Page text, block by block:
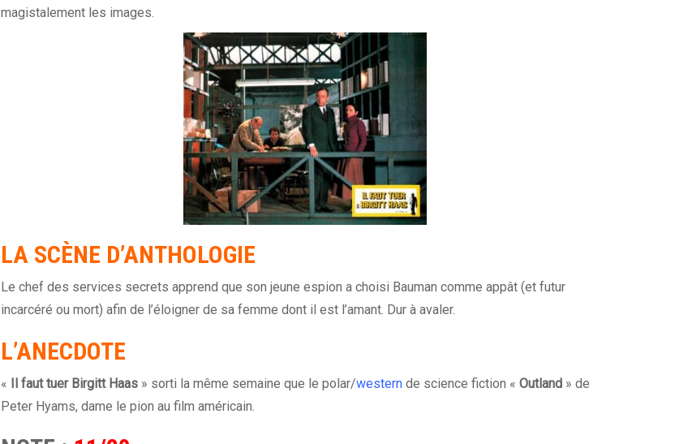
magistalement les images.
LA SCÈNE D’ANTHOLOGIE
Le chef des services secrets apprend que son jeune espion a choisi Bauman comme appât (et futur
incarcéré ou mort) afin de l’éloigner de sa femme dont il est l’amant. Dur à avaler.
L’ANECDOTE
« Il faut tuer Birgitt Haas » sorti la même semaine que le polar/western de science fiction « Outland » de
Peter Hyams, dame le pion au film américain.